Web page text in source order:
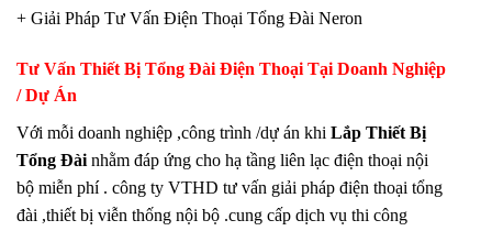
+ Giải Pháp Tư Vấn Điện Thoại Tổng Đài Neron
Tư Vấn Thiết Bị Tổng Đài Điện Thoại Tại Doanh Nghiệp
/ Dự Án
Với mỗi doanh nghiệp ,công trình /dự án khi Lắp Thiết Bị
Tổng Đài nhằm đáp ứng cho hạ tầng liên lạc điện thoại nội
bộ miễn phí . công ty VTHD tư vấn giải pháp điện thoại tổng
đài ,thiết bị viễn thống nội bộ .cung cấp dịch vụ thi công